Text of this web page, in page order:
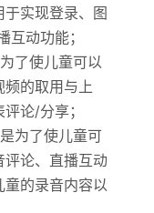
实现登录、图
动功能；
了使儿童可以
频的取用与上
论/分享；
为了使儿童可
论、直播互动
的录音内容以